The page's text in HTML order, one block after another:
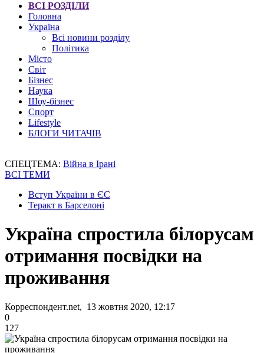
ВСІ РОЗДІЛИ
Головна
Україна
Всі новини розділу
Політика
Місто
Світ
Бізнес
Наука
Шоу-бізнес
Спорт
Lifestyle
БЛОГИ ЧИТАЧІВ
СПЕЦТЕМА: Війна в Ірані
ВСІ ТЕМИ
Вступ України в ЄС
Теракт в Барселоні
Україна спростила білорусам
отримання посвідки на
проживання
Корреспондент.net, 13 жовтня 2020, 12:17
0
127